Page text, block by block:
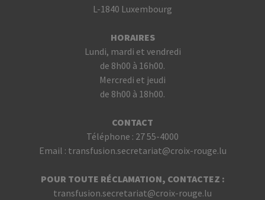
L-1840 Luxembourg
HORAIRES
Lundi, mardi et vendredi
de 8h00 à 16h00.
Mercredi et jeudi
de 8h00 à 18h00.
CONTACT
Téléphone : 27 55-4000
Email : transfusion.secretariat@croix-rouge.lu
POUR TOUTE RÉCLAMATION, CONTACTEZ :
transfusion.secretariat@croix-rouge.lu